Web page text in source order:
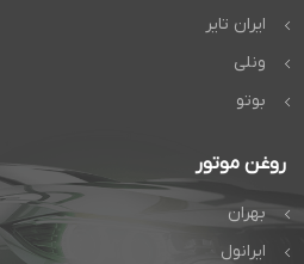
ایران تایر
ونلی
بوتو
روغن موتور
بهران
ایرانول